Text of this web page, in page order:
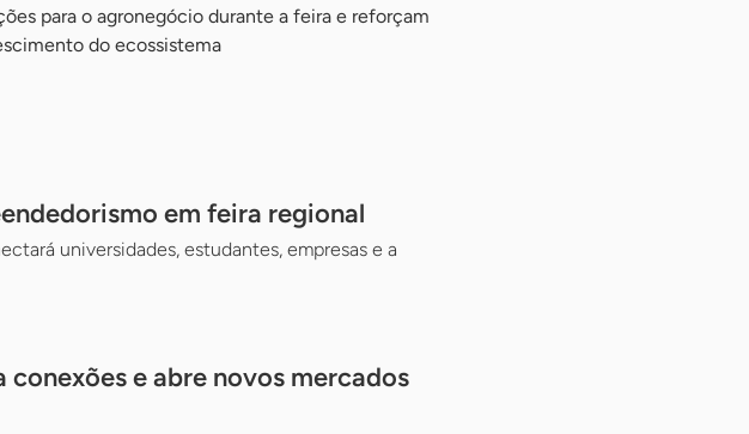
para o agronegócio durante a feira e reforçam
do ecossistema
em feira regional
universidades, estudantes, empresas e a
e abre novos mercados